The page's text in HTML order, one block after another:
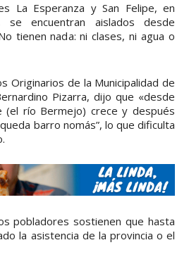
La Esperanza y San Felipe, en
se encuentran aislados desde
tienen nada: ni clases, ni agua o
Originarios de la Municipalidad de
Pizarra, dijo que «desde
(el río Bermejo) crece y después
barro nomás”, lo que dificulta
pobladores sostienen que hasta
la asistencia de la provincia o el